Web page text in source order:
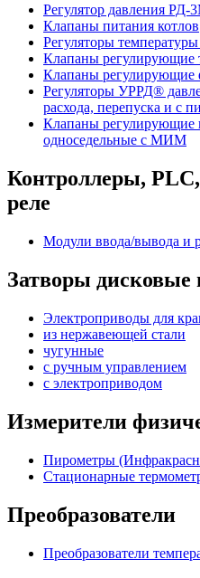
Регулятор давления РД-
Клапаны питания котлов
Регуляторы
Клапаны
Клапаны
Регуляторы УРРД®
расхода, перепуска и с
Клапаны регулирующие
односедельные с МИМ
Контроллеры,
реле
Модули ввода/вывода и
Затворы дисковые
Электроприводы для
из нержавеющей стали
чугунные
с ручным управлением
c электроприводом
Измерители
Пирометры
Стационарные
Преобразователи
Преобразователи